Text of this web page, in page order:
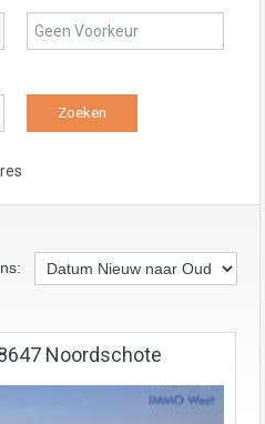
Noordschote